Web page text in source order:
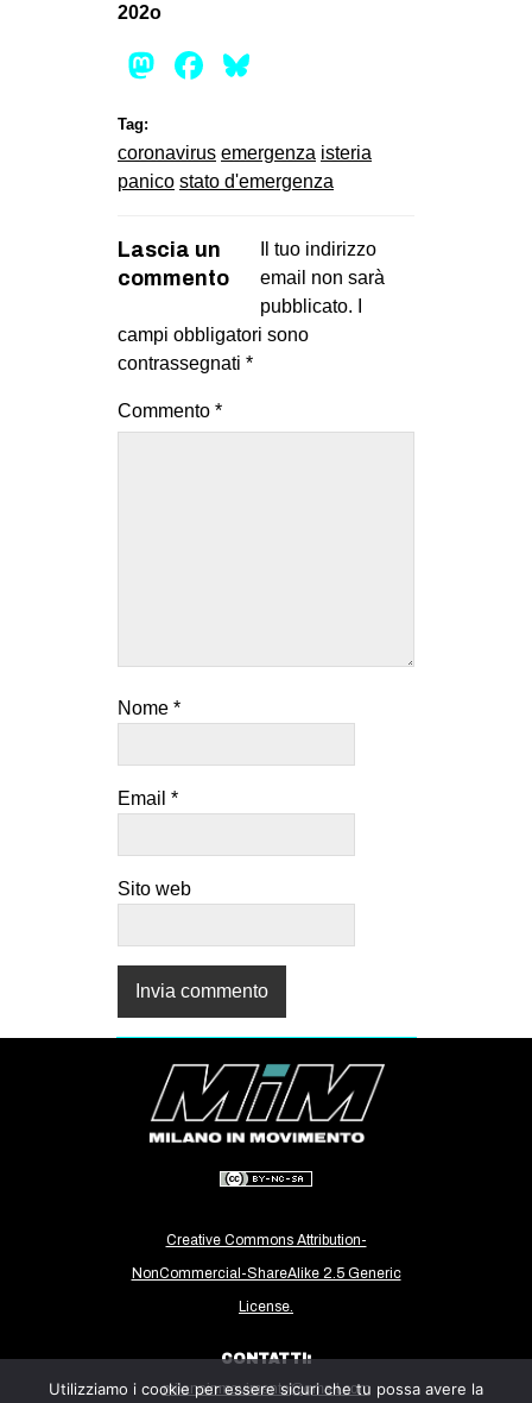
202o
Mastodon
Facebook
Tag:
coronavirus emergenza isteria
panico stato d'emergenza
Lascia un
commento
Il tuo indirizzo
email non sarà
pubblicato.
campi obbligatori sono
contrassegnati *
Commento *
Nome *
Email *
Sito web
Creative Commons Attribution-
NonCommercial-ShareAlike 2.5 Generic
License.
CONTATTI:
milanoinmovimento@gmail.com
Utilizziamo i cookie per essere sicuri che tu possa avere la